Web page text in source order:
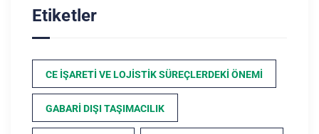
Etiketler
CE İŞARETI VE LOJISTIK SÜREÇLERDEKI ÖNEMI
GABARI DIŞI TAŞIMACILIK